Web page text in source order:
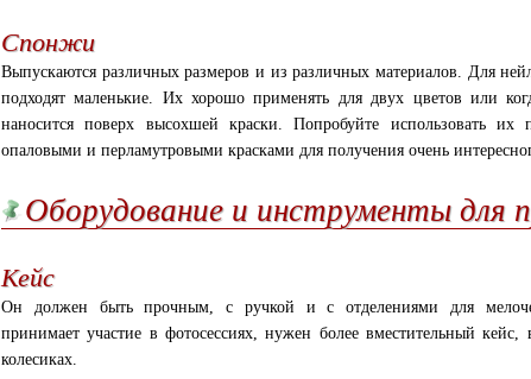
Спонжи
Выпускаются различных размеров и из различных материалов. Для
подходят маленькие. Их хорошо применять для двух цветов или
наносится поверх высохшей краски. Попробуйте использовать их
опаловыми и перламутровыми красками для получения очень
Оборудование и инструменты для
Кейс
Он должен быть прочным, с ручкой и с отделениями для
принимает участие в фотосессиях, нужен более вместительный
колесиках.